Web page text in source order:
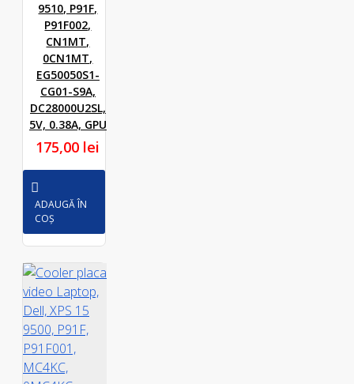
9510, P91F,
P91F002,
CN1MT,
0CN1MT,
EG50050S1-
CG01-S9A,
DC28000U2SL,
5V, 0.38A, GPU
175,00 lei
ADAUGĂ ÎN
COȘ